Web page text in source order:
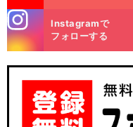
m
Instagramで
フォローする